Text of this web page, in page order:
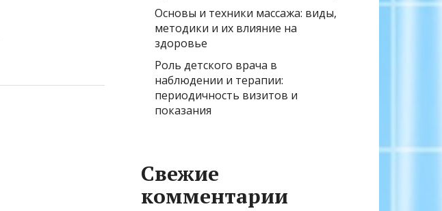
Основы и техники массажа: виды,
методики и их влияние на
здоровье
Роль детского врача в
наблюдении и терапии:
периодичность визитов и
показания
Свежие
комментарии